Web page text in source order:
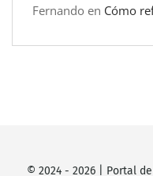
Fernando en Cómo
© 2024 - 2026| Portal